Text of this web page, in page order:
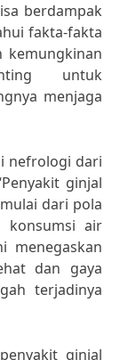
berdampak
fakta-fakta
kemungkinan
untuk
menjaga
nefrologi dari
ginjal
dari pola
konsumsi air
menegaskan
dan gaya
terjadinya
ginjal